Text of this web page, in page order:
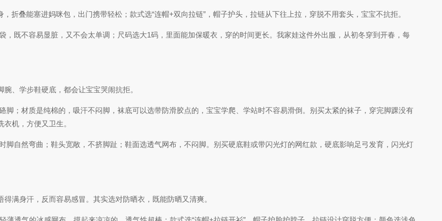
折叠能塞进妈咪包，出门携带轻松；款式选“连帽+双向拉链”，帽子护头，拉链从下往上拉，穿脱不用套头，宝宝不抗拒。
，既不容易显脏，又不会太单调；尺码选大1码，里面能加保暖衣，穿的时间更长。我家娃这件外出服，从初冬穿到开春，每
、学步鞋硬底，都会让宝宝哭闹抗拒。
脚；材质是纯棉的，吸汗不闷脚，袜底可以选带防滑胶点的，宝宝学爬、学站时不容易滑倒。别买太紧的袜子，穿完脚踝没有
机，方便又卫生。
脚自然弯曲；鞋头宽敞，不挤脚趾；鞋面选透气网布，不闷脚。别买硬底鞋或带闪光灯的网红款，硬底影响足弓发育，闪光灯
满身汗，反而容易感冒。其实选对防晒衣，既能防晒又清爽。